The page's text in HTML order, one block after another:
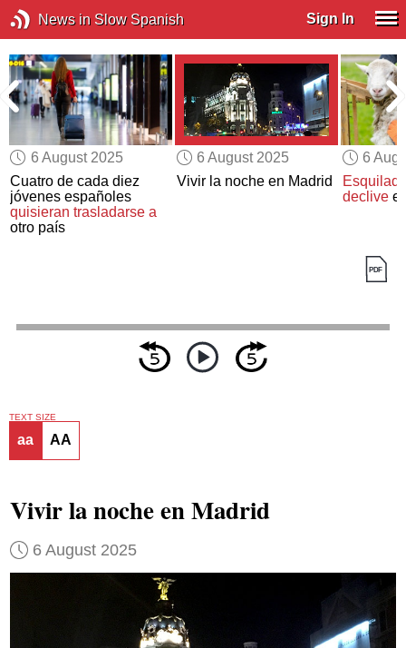
News in Slow Spanish Sign In
6 August 2025
Cuatro de cada diez
jóvenes españoles
quisieran trasladarse a
otro país
6 August 2025
Vivir la noche en Madrid
6
declive
TEXT SIZE
aa AA
Vivir la noche en Madrid
6 August 2025